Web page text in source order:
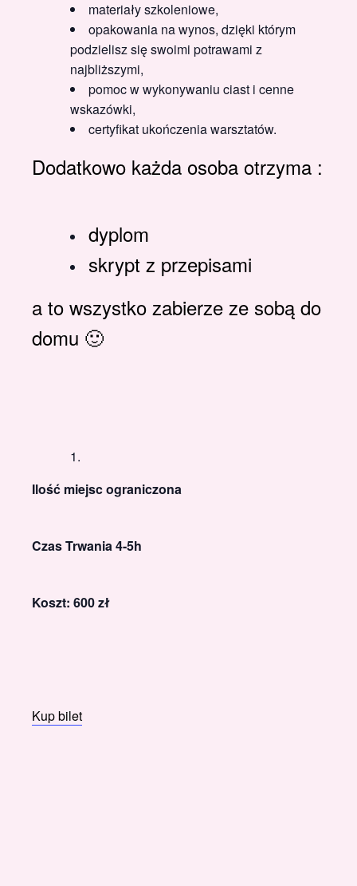
materiały szkoleniowe,
opakowania na wynos, dzięki którym
podzielisz się swoimi potrawami z
najbliższymi,
pomoc w wykonywaniu ciast i cenne
wskazówki,
certyfikat ukończenia warsztatów.
Dodatkowo każda osoba otrzyma :
dyplom
skrypt z przepisami
a to wszystko zabierze ze sobą do
domu 🙂
Ilość miejsc ograniczona
Czas Trwania 4-5h
Koszt: 600 zł
Kup bilet